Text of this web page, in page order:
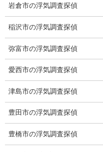
※弊社から24時間以内に返信
お願いいたします。
ブログ (496)
お知らせ (1)
岩倉市の浮気調査探偵
稲沢市の浮気調査探偵
弥富市の浮気調査探偵
愛西市の浮気調査探偵
津島市の浮気調査探偵
豊田市の浮気調査探偵
豊橋市の浮気調査探偵